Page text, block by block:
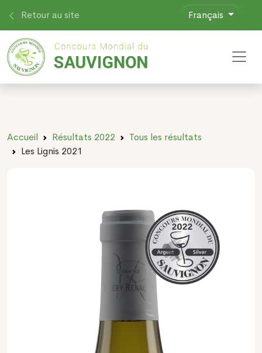
Retour au site Français
Accueil Résultats 2022
Tous les résultats
Les Lignis 2021